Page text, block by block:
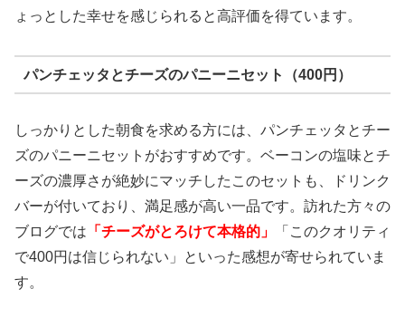
ょっとした幸せを感じられると高評価を得ています。
パンチェッタとチーズのパニーニセット（400円）
しっかりとした朝食を求める方には、パンチェッタとチー
ズのパニーニセットがおすすめです。ベーコンの塩味とチ
ーズの濃厚さが絶妙にマッチしたこのセットも、ドリンク
バーが付いており、満足感が高い一品です。訪れた方々の
ブログでは 「チーズがとろけて本格的」
「このクオリティ
で400円は信じられない」といった感想が寄せられていま
す。